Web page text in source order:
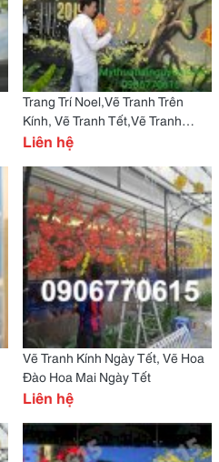
Trang Trí Noel,Vẽ Tranh Trên
Kính, Vẽ Tranh Tết,Vẽ Tranh
Noel,Vẽ Tranh Kính Văn Phòng,
Liên hệ
Vẽ Tranh Kính Ngày Tết, Vẽ Hoa
Đào Hoa Mai Ngày Tết
Liên hệ